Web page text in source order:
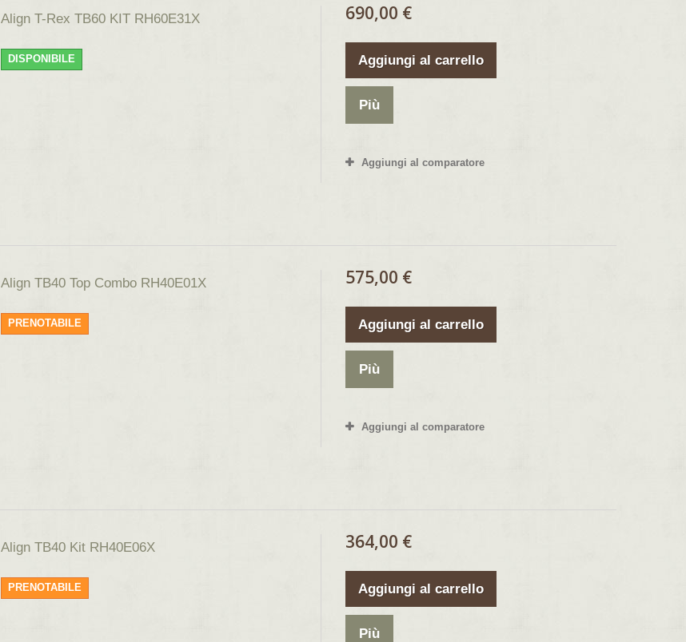
Align T-Rex TB60 KIT RH60E31X
DISPONIBILE
690,00 €
Aggiungi al carrello
Più
Aggiungi al comparatore
Align TB40 Top Combo RH40E01X
PRENOTABILE
575,00 €
Aggiungi al carrello
Più
Aggiungi al comparatore
Align TB40 Kit RH40E06X
PRENOTABILE
364,00 €
Aggiungi al carrello
Più